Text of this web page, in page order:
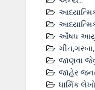
આધ્યાત્મિક
ઔષધ
જાણવા
જાહેર
ધાર્મિક લેખો